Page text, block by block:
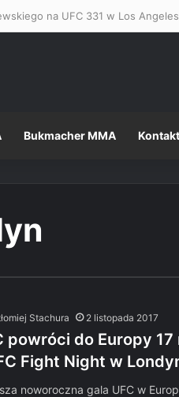
Bukmacher MMA Kontakt
Stachura 2 listopada 2017
powróci do Europy 17
Fight Night w
noworoczna gala UFC w